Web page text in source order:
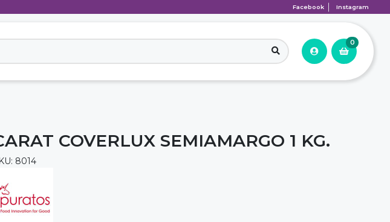
Facebook Instagram
0
COVERLUX SEMIAMARGO 1 KG.
8014